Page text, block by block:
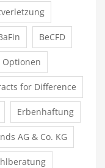
BeCFD
for Difference
Erbenhaftung
AG & Co. KG